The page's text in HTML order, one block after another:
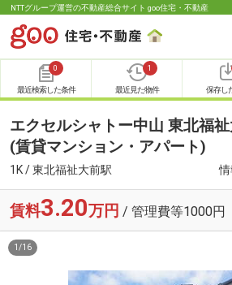
NTTグループ運営の不動産総合サイト goo住宅・不動産
0
最近検索した条件
1
最近見た物件 保存し
エクセルシャトー中山 東北福
(賃貸マンション・アパート)
1K / 東北福祉大前駅
賃料3.20万円 / 管理費等1000円
1 /16